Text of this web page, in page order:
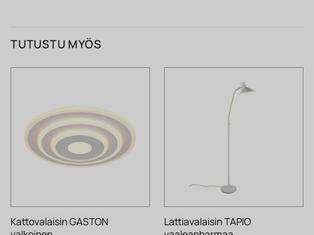
TUTUSTU MYÖS
Kattovalaisin GASTON
Lattiavalaisin TAPIO